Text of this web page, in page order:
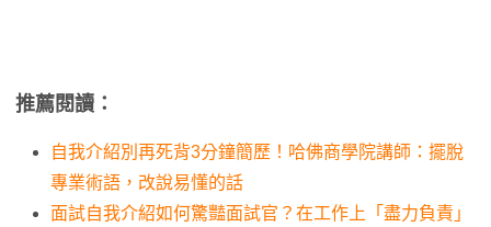
推薦閱讀：
自我介紹別再死背3分鐘簡歷！哈佛商學院講師：擺脫
專業術語，改說易懂的話
面試自我介紹如何驚豔面試官？在工作上「盡力負責」